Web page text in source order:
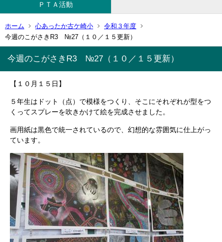
ＰＴＡ活動
ホーム 心あったか古ケ崎小
令和３年度
今週のこがさきR3 №27（１０／１５更新）
今週のこがさきR3 №27（１０／１５更新）
【１０月１５日】
５年生はドット（点）で模様をつくり、そこにそれぞれが型をつ
くってスプレーを吹きかけて絵を完成させました。
画用紙は黒色で統一されているので、幻想的な雰囲気に仕上がっ
ています。